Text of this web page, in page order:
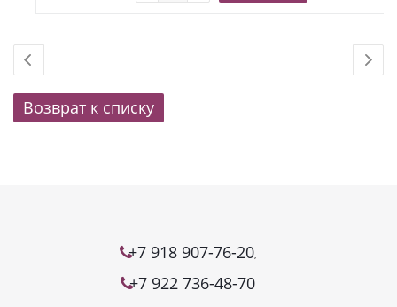
Возврат к списку
+7 918 907-76-20,
+7 922 736-48-70